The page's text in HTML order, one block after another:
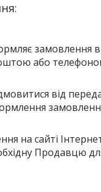
замовлення
або
від
на сайті
Продавцю